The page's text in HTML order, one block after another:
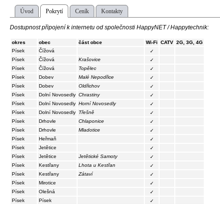
Úvod Pokrytí Ceník Kontakty
Dostupnost připojení k internetu od společnosti HappyNET / Happytechnik:
okres obec část obce Wi-Fi CATV 2G, 3G, 4G
Písek
Čížová
✓
Písek
Čížová Krašovice
✓
Písek
Čížová Topělec
✓
Písek
Dobev Malé Nepodřice
✓
Písek
Dobev Oldřichov
✓
Písek
Dolní Novosedly Chrastiny
✓
Písek
Dolní Novosedly Horní Novosedly
✓
Písek
Dolní Novosedly Třešně
✓
Písek
Drhovle Chlaponice
✓
Písek
Drhovle Mladotice
✓
Písek
Heřmaň
✓
Písek
Jetětice
✓
Písek
Jetětice Jetětické Samoty
✓
Písek
Kestřany Lhota u Kestřan
✓
Písek
Kestřany Zátaví
✓
Písek
Mirotice
✓
Písek
Olešná
✓
Písek
Písek
✓